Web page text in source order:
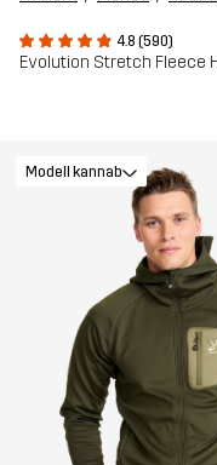
4.8 (590)
Evolution Stretch Fleece
Modell kannab